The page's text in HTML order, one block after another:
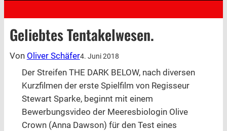
Geliebtes Tentakelwesen.
Von Oliver Schäfer4. Juni 2018
Der Streifen THE DARK BELOW, nach diversen
Kurzfilmen der erste Spielfilm von Regisseur
Stewart Sparke, beginnt mit einem
Bewerbungsvideo der Meeresbiologin Olive
Crown (Anna Dawson) für den Test eines